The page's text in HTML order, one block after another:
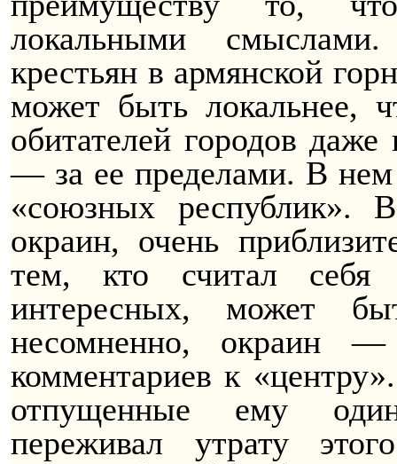
локальными
крестьян в армянской
может быть локальнее,
обитателей городов
— за ее пределами. В нем
«союзных республик».
окраин, очень
тем, кто считал
интересных, может
несомненно, окраин —
комментариев к «центру».
отпущенные ему
переживал утрату